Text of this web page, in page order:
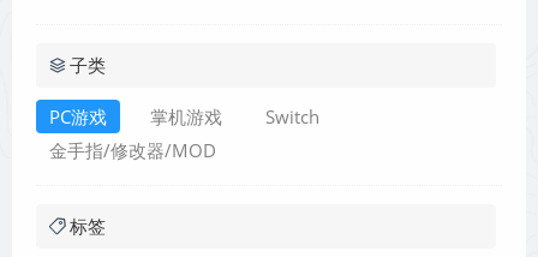
子类
PC游戏 掌机游戏
Switch
金手指/修改器/MOD
标签